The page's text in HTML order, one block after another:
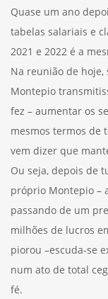
Quase um ano
tabelas salariais e
2021 e 2022 é a
Na reunião de
Montepio
fez – aumentar os
mesmos termos de
vem dizer que
Ou seja, depois de
próprio Montepio –
passando de um
milhões de lucros
piorou –escuda-se
num ato de total
fé.